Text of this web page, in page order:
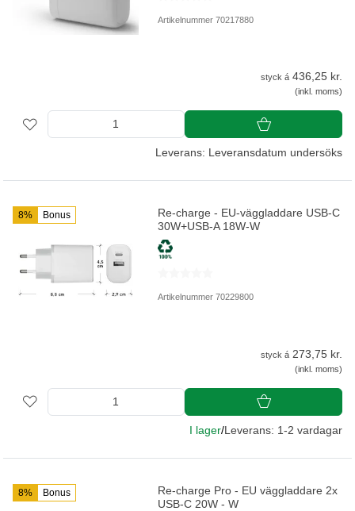
Artikelnummer 70217880
styck á 436,25 kr.
(inkl. moms)
Leverans: Leveransdatum undersöks
8% Bonus
Re-charge - EU-väggladdare USB-C
30W+USB-A 18W-W
Artikelnummer 70229800
styck á 273,75 kr.
(inkl. moms)
I lager/Leverans: 1-2 vardagar
8% Bonus
Re-charge Pro - EU väggladdare 2x
USB-C 20W - W